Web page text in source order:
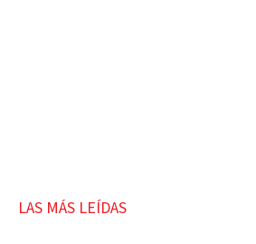
LAS MÁS LEÍDAS